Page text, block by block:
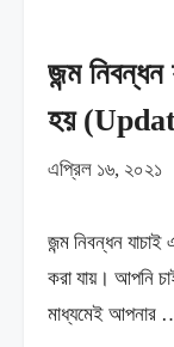
জন্ম
হয়
এপ্রিল ১৬, ২০২১
জন্ম নিবন্ধন
করা যায়। আপনি
মাধ্যমেই আপনার